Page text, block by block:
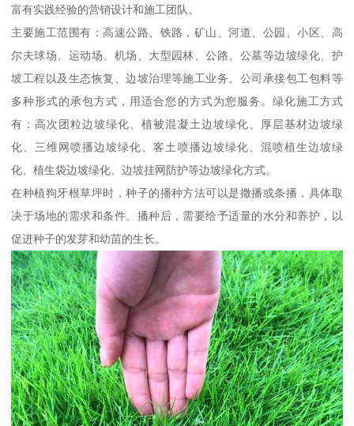
富有实践经验的营销设计和施工团队。
主要施工范围有：高速公路、铁路，矿山、河道、公园、小区、高
尔夫球场、运动场、机场、大型园林、公路、公墓等边坡绿化、护
坡工程以及生态恢复、边坡治理等施工业务。公司承接包工包料等
多种形式的承包方式，用适合您的方式为您服务。绿化施工方式
有：高次团粒边坡绿化、植被混凝土边坡绿化、厚层基材边坡绿
化、三维网喷播边坡绿化、客土喷播边坡绿化、混喷植生边坡绿
化、植生袋边坡绿化、边坡挂网防护等边坡绿化方式。
在种植狗牙根草坪时，种子的播种方法可以是撒播或条播，具体取
决于场地的需求和条件。播种后，需要给予适量的水分和养护，以
促进种子的发芽和幼苗的生长。